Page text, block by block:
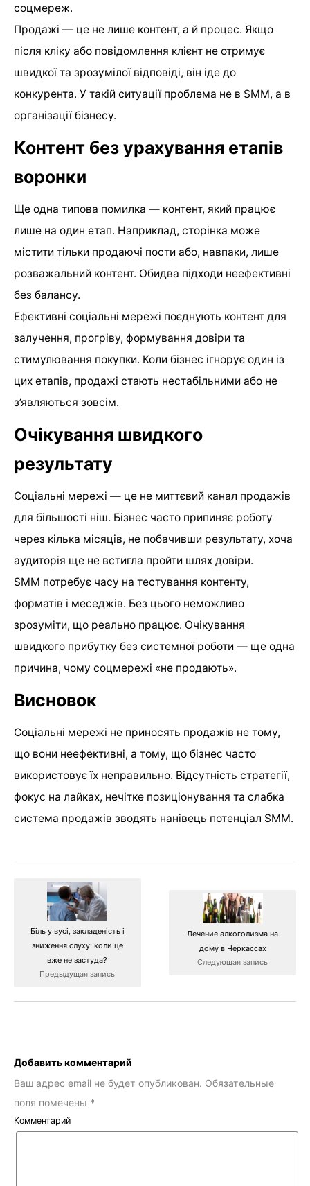
соцмереж.
Продажі — це не лише контент, а й процес. Якщо
після кліку або повідомлення клієнт не отримує
швидкої та зрозумілої відповіді, він іде до
конкурента. У такій ситуації проблема не в SMM, а в
організації бізнесу.
Контент без урахування етапів
воронки
Ще одна типова помилка — контент, який працює
лише на один етап. Наприклад, сторінка може
містити тільки продаючі пости або, навпаки, лише
розважальний контент. Обидва підходи неефективні
без балансу.
Ефективні соціальні мережі поєднують контент для
залучення, прогріву, формування довіри та
стимулювання покупки. Коли бізнес ігнорує один із
цих етапів, продажі стають нестабільними або не
з’являються зовсім.
Очікування швидкого
результату
Соціальні мережі — це не миттєвий канал продажів
для більшості ніш. Бізнес часто припиняє роботу
через кілька місяців, не побачивши результату, хоча
аудиторія ще не встигла пройти шлях довіри.
SMM потребує часу на тестування контенту,
форматів і меседжів. Без цього неможливо
зрозуміти, що реально працює. Очікування
швидкого прибутку без системної роботи — ще одна
причина, чому соцмережі «не продають».
Висновок
Соціальні мережі не приносять продажів не тому,
що вони неефективні, а тому, що бізнес часто
використовує їх неправильно. Відсутність стратегії,
фокус на лайках, нечітке позиціонування та слабка
система продажів зводять нанівець потенціал SMM.
Біль у вусі, закладеність і
зниження слуху: коли це
вже не застуда?
Предыдущая запись
Лечение алкоголизма на
дому в Черкассах
Следующая запись
Добавить комментарий
Ваш адрес email не будет опубликован. Обязательные
поля помечены *
Комментарий